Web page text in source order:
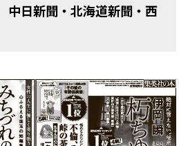
日新聞・北海道新聞・西